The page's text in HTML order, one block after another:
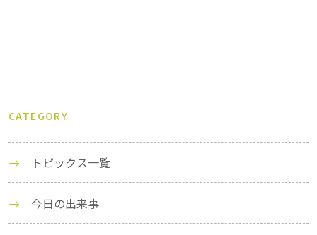
CATEGORY
トピックス一覧
今日の出来事